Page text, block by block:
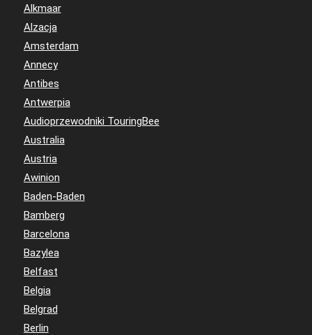
Alkmaar
Alzacja
Amsterdam
Annecy
Antibes
Antwerpia
Audioprzewodniki TouringBee
Australia
Austria
Awinion
Baden-Baden
Bamberg
Barcelona
Bazylea
Belfast
Belgia
Belgrad
Berlin